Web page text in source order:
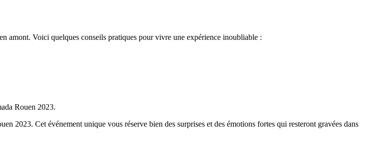
amont. Voici quelques conseils pratiques pour vivre une expérience inoubliable :
Rouen 2023.
2023. Cet événement unique vous réserve bien des surprises et des émotions fortes qui resteront gravées dans